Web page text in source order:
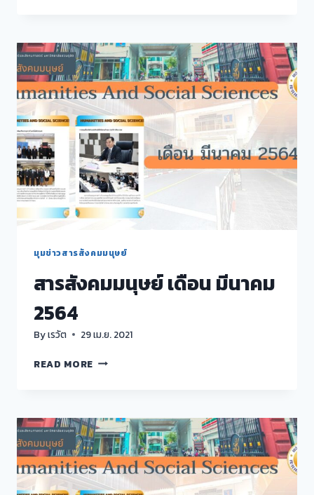
เคลื่อน
ข้อ
เสนอ
งาน
วิจัย
ของ
คณะ
มนุษยศาสตร์
และ
สังคมศาสตร์
ปีงบประมาณ
2564
มุมข่าวสารสังคมมนุษย์
สารสังคมมนุษย์ เดือน มีนาคม
2564
Byเรวัต 29 เม.ย. 2021
READ MORE สาร
มีนาคม
2564